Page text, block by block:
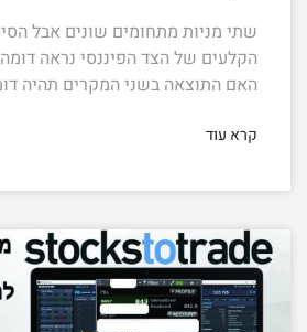
שתי מניות מתחומים שונים אבל
הקלעים של הצד הפיננסי נראה
האם התוצאה בשני המקרים תהיה
קרא עוד